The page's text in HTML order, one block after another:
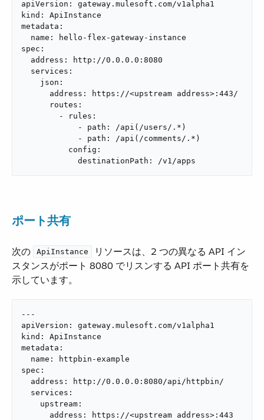
apiVersion: gateway.mulesoft.com/v1alpha1
kind: ApiInstance
metadata:
  name: hello-flex-gateway-instance
spec:
  address: http://0.0.0.0:8080
  services:
    json:
      address: https://<upstream address>:443/
      routes:
        - rules:
            - path: /api(/users/.*)
            - path: /api(/comments/.*)
          config:
            destinationPath: /v1/apps
ポート共有
次の ​ ApiInstance
​ リソースは、2 つの異なる API イン
スタンスがポート 8080 でリスンする API ポート共有を
示しています。
---
apiVersion: gateway.mulesoft.com/v1alpha1
kind: ApiInstance
metadata:
  name: httpbin-example
spec:
  address: http://0.0.0.0:8080/api/httpbin/
  services:
    upstream:
      address: https://<upstream address>:443